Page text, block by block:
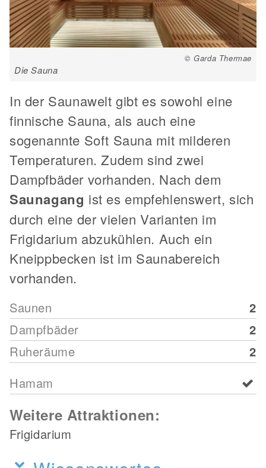
© Garda Thermae
Die Sauna
In der Saunawelt gibt es sowohl eine
finnische Sauna, als auch eine
sogenannte Soft Sauna mit milderen
Temperaturen. Zudem sind zwei
Dampfbäder vorhanden. Nach dem
Saunagang ist es empfehlenswert, sich
durch eine der vielen Varianten im
Frigidarium abzukühlen. Auch ein
Kneippbecken ist im Saunabereich
vorhanden.
Saunen
2
Dampfbäder
2
Ruheräume
2
Hamam
Weitere Attraktionen:
Frigidarium